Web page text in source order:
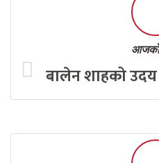
बालेन शाहको